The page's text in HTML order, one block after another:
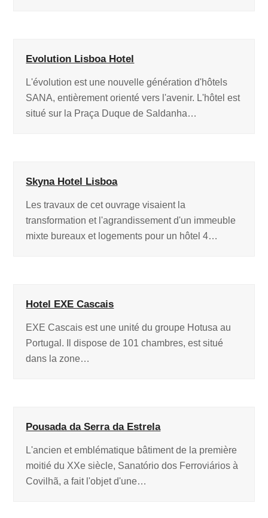
Evolution Lisboa Hotel
L'évolution est une nouvelle génération d'hôtels
SANA, entièrement orienté vers l'avenir. L'hôtel est
situé sur la Praça Duque de Saldanha…
Skyna Hotel Lisboa
Les travaux de cet ouvrage visaient la
transformation et l'agrandissement d'un immeuble
mixte bureaux et logements pour un hôtel 4…
Hotel EXE Cascais
EXE Cascais est une unité du groupe Hotusa au
Portugal. Il dispose de 101 chambres, est situé
dans la zone…
Pousada da Serra da Estrela
L'ancien et emblématique bâtiment de la première
moitié du XXe siècle, Sanatório dos Ferroviários à
Covilhã, a fait l'objet d'une…